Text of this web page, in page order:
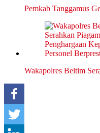
Pemkab Tanggamus
Wakapolres Beltim